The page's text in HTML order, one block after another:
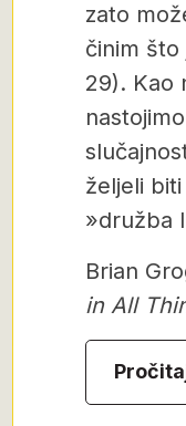
zato
činim što
29). Kao
željeli
»družba
Brian
in All